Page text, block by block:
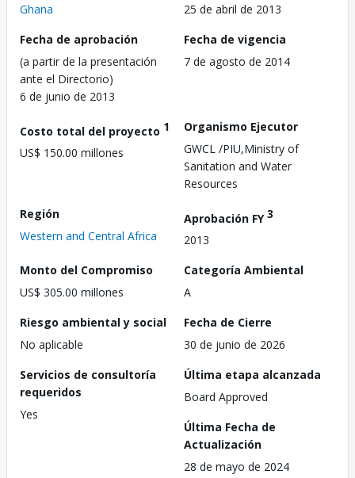
Ghana
25 de abril de 2013
Fecha de aprobación
(a partir de la presentación
ante el Directorio)
6 de junio de 2013
Fecha de vigencia
7 de agosto de 2014
Costo total del proyecto 1
US$ 150.00 millones
Organismo Ejecutor
GWCL /PIU,Ministry of
Sanitation and Water
Resources
Región
Western and Central Africa
Aprobación FY3
2013
Monto del Compromiso
US$ 305.00 millones
Categoría Ambiental
A
Riesgo ambiental y social
No aplicable
Fecha de Cierre
30 de junio de 2026
Servicios de consultoría
requeridos
Yes
Última etapa alcanzada
Board Approved
Última Fecha de
Actualización
28 de mayo de 2024